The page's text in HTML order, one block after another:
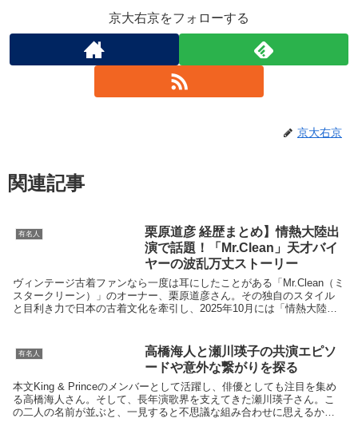
京大右京をフォローする
京大右京
関連記事
有名人
栗原道彦 経歴まとめ】情熱大陸出
演で話題！「Mr.Clean」天才バイ
ヤーの波乱万丈ストーリー
ヴィンテージ古着ファンなら一度は耳にしたことがある「Mr.Clean（ミ
スタークリーン）」のオーナー、栗原道彦さん。その独自のスタイル
と目利き力で日本の古着文化を牽引し、2025年10月には「情熱大陸」
有名人
高橋海人と瀬川瑛子の共演エピソ
ードや意外な繋がりを探る
本文King & Princeのメンバーとして活躍し、俳優としても注目を集め
る高橋海人さん。そして、長年演歌界を支えてきた瀬川瑛子さん。こ
の二人の名前が並ぶと、一見すると不思議な組み合わせに思えるかも